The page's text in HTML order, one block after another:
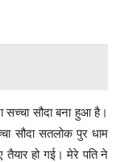
सच्चा सौदा बना हुआ है।
सौदा सतलोक पुर धाम
तैयार हो गई। मेरे पति ने